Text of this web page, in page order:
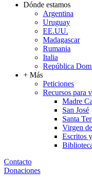
Dónde estamos
Argentina
Uruguay
EE.UU.
Madagascar
Rumania
Italia
República
+ Más
Peticiones
Recursos para
Madre
San José
Santa
Virgen
Escritos
Contacto
Donaciones